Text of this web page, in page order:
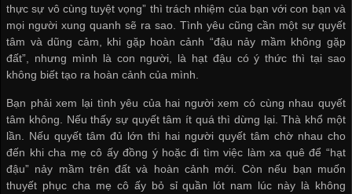
thực sự vô cùng tuyệt vọng” thì trách nhiệm của bạn với con bạn và
mọi người xung quanh sẽ ra sao. Tình yêu cũng cần một sự quyết
tâm và dũng cảm, khi gặp hoàn cảnh “đậu nảy mầm không gặp
đất”, nhưng mình là con người, là hạt đậu có ý thức thì tại sao
không biết tạo ra hoàn cảnh của mình.
Bạn phải xem lại tình yêu của hai người xem có cùng nhau quyết
tâm không. Nếu thấy sự quyết tâm ít quá thì dừng lại. Thà khổ một
lần. Nếu quyết tâm đủ lớn thì hai người quyết tâm chờ nhau cho
đến khi cha mẹ cô ấy đồng ý hoặc đi tìm việc làm xa quê để “hạt
đậu” nảy mầm trên đất và hoàn cảnh mới. Còn nếu bạn muốn
thuyết phục cha mẹ cô ấy bỏ sỉ quần lót nam lúc này là không